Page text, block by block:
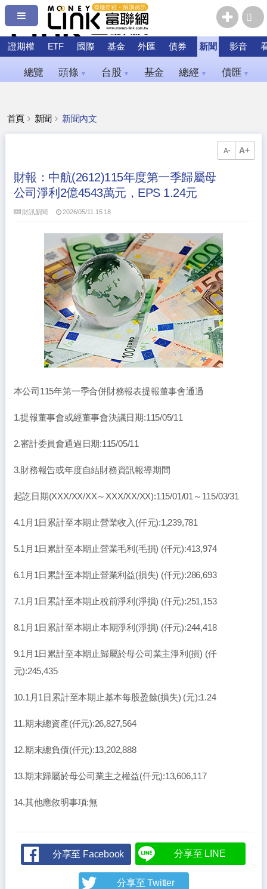
證期權 ETF 國際 基金 外匯 債券 新聞 影音
總覽 頭條 ▼ 台股 ▼ 基金 總經 ▼ 債匯 ▼
首頁 新聞 新聞內文
A- A+
財報：中航(2612)115年度第一季歸屬母
公司淨利2億4543萬元，EPS 1.24元
財訊新聞 2026/05/11 15:18
本公司115年第一季合併財務報表提報董事會通過
1.提報董事會或經董事會決議日期:115/05/11
2.審計委員會通過日期:115/05/11
3.財務報告或年度自結財務資訊報導期間
起訖日期(XXX/XX/XX～XXX/XX/XX):115/01/01～115/03/31
4.1月1日累計至本期止營業收入(仟元):1,239,781
5.1月1日累計至本期止營業毛利(毛損) (仟元):413,974
6.1月1日累計至本期止營業利益(損失) (仟元):286,693
7.1月1日累計至本期止稅前淨利(淨損) (仟元):251,153
8.1月1日累計至本期止本期淨利(淨損) (仟元):244,418
9.1月1日累計至本期止歸屬於母公司業主淨利(損) (仟
元):245,435
10.1月1日累計至本期止基本每股盈餘(損失) (元):1.24
11.期末總資產(仟元):26,827,564
12.期末總負債(仟元):13,202,888
13.期末歸屬於母公司業主之權益(仟元):13,606,117
14.其他應敘明事項:無
分享至 Facebook 分享至 LINE
分享至 Twitter